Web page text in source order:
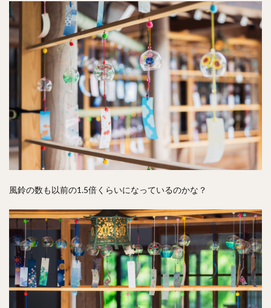
風鈴の数も以前の1.5倍くらいになっているのかな？